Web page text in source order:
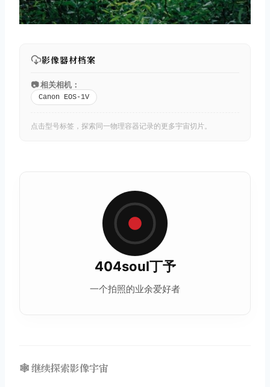
影像器材档案
📷 相关相机：
Canon EOS-1V
点击型号标签，探索同一物理容器记录的更多宇宙切片。
404soul丁予
一个拍照的业余爱好者
🕸️ 继续探索影像宇宙